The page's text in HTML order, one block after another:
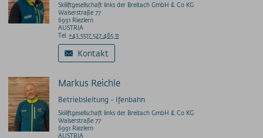
Skiliftgesellschaft links der Breitach GmbH & Co KG
Walserstraße 77
6991 Riezlern
AUSTRIA
Tel.+43 5517 527 465 11
Kontakt
Markus Reichle
Betriebsleitung - Ifenbahn
Skiliftgesellschaft links der Breitach GmbH & Co KG
Walserstraße 77
6991 Riezlern
AUSTRIA